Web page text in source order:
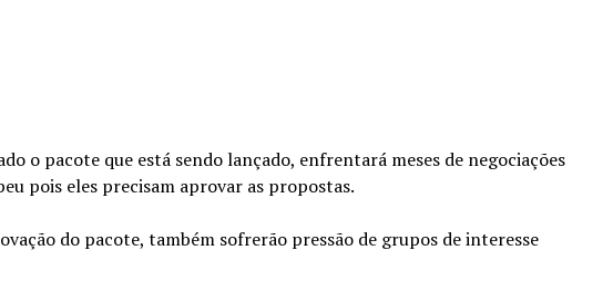
o pacote que está sendo lançado, enfrentará meses de negociações
pois eles precisam aprovar as propostas.
do pacote, também sofrerão pressão de grupos de interesse